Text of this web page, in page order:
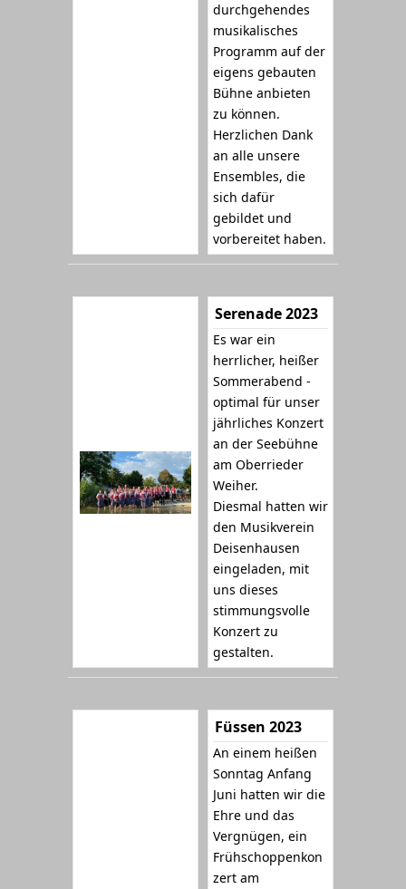
durchgehendes
musikalisches
Programm auf der
eigens gebauten
Bühne anbieten
zu können.
Herzlichen Dank
an alle unsere
Ensembles, die
sich dafür
gebildet und
vorbereitet haben.
Serenade 2023
Es war ein
herrlicher, heißer
Sommerabend -
optimal für unser
jährliches Konzert
an der Seebühne
am Oberrieder
Weiher.
Diesmal hatten wir
den Musikverein
Deisenhausen
eingeladen, mit
uns dieses
stimmungsvolle
Konzert zu
gestalten.
Füssen 2023
An einem heißen
Sonntag Anfang
Juni hatten wir die
Ehre und das
Vergnügen, ein
Frühschoppenkon
zert am